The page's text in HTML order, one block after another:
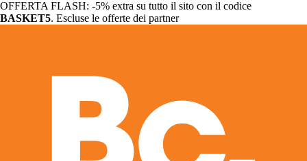
OFFERTA FLASH: -5% extra su tutto il sito con il codice
BASKET5. Escluse le offerte dei partner